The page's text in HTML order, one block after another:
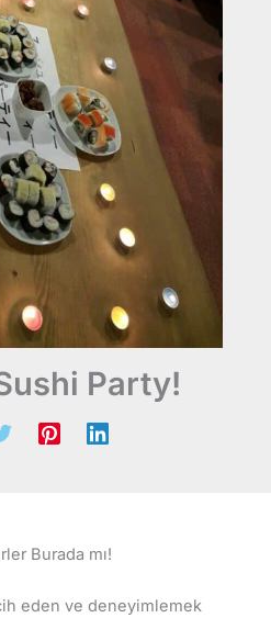
Party!
Burada mı!
eden ve deneyimlemek